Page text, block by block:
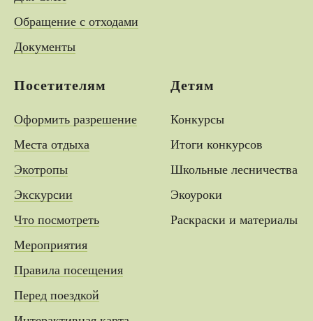
Обращение с отходами
Документы
Посетителям
Оформить разрешение
Места отдыха
Экотропы
Экскурсии
Что посмотреть
Мероприятия
Правила посещения
Перед поездкой
Детям
Конкурсы
Итоги конкурсов
Школьные лесничества
Экоуроки
Раскраски и материалы